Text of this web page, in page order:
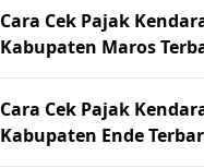
Cara Cek Pajak
Kabupaten Maros
Cara Cek Pajak
Kabupaten Ende